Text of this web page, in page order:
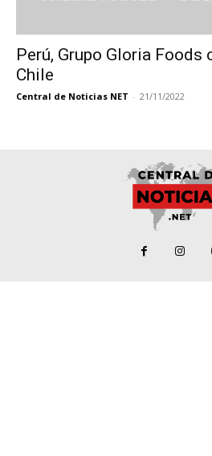
Perú, Grupo Gloria Foods
Chile
Central de Noticias NET - 21/11/2022